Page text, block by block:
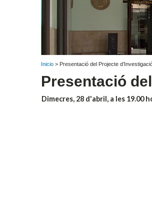
Inicio > Presentació del Projecte
Presentació
Dimecres, 28 d'abril, a les 19.00